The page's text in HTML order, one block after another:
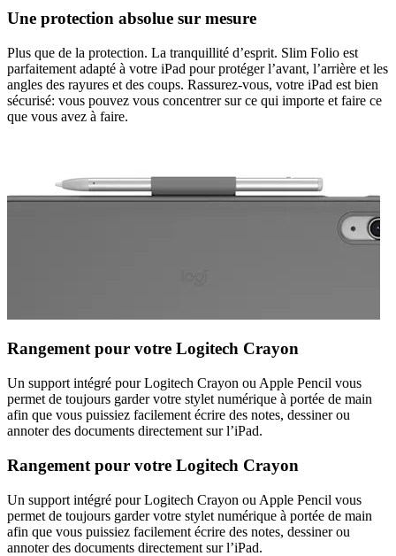
Une protection absolue sur mesure
Plus que de la protection. La tranquillité d’esprit. Slim Folio est
parfaitement adapté à votre iPad pour protéger l’avant, l’arrière et les
angles des rayures et des coups. Rassurez-vous, votre iPad est bien
sécurisé: vous pouvez vous concentrer sur ce qui importe et faire ce
que vous avez à faire.
Rangement pour votre Logitech Crayon
Un support intégré pour Logitech Crayon ou Apple Pencil vous
permet de toujours garder votre stylet numérique à portée de main
afin que vous puissiez facilement écrire des notes, dessiner ou
annoter des documents directement sur l’iPad.
Rangement pour votre Logitech Crayon
Un support intégré pour Logitech Crayon ou Apple Pencil vous
permet de toujours garder votre stylet numérique à portée de main
afin que vous puissiez facilement écrire des notes, dessiner ou
annoter des documents directement sur l’iPad.